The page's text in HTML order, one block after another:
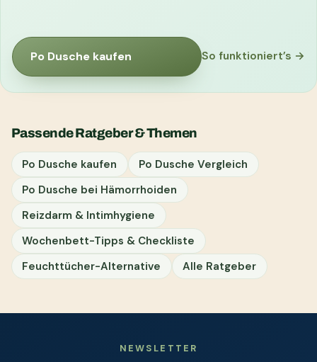
Po Dusche kaufen So funktioniert’s →
Passende Ratgeber & Themen
Po Dusche kaufen
Po Dusche Vergleich
Po Dusche bei Hämorrhoiden
Reizdarm & Intimhygiene
Wochenbett-Tipps & Checkliste
Feuchttücher-Alternative
Alle Ratgeber
NEWSLETTER